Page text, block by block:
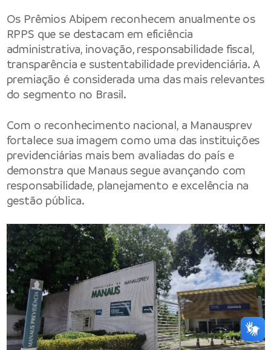
Os Prêmios Abipem reconhecem anualmente os
RPPS que se destacam em eficiência
administrativa, inovação, responsabilidade fiscal,
transparência e sustentabilidade previdenciária. A
premiação é considerada uma das mais relevantes
do segmento no Brasil.
Com o reconhecimento nacional, a Manausprev
fortalece sua imagem como uma das instituições
previdenciárias mais bem avaliadas do país e
demonstra que Manaus segue avançando com
responsabilidade, planejamento e excelência na
gestão pública.